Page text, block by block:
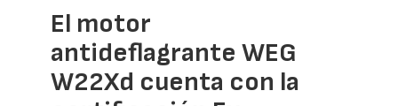
El motor
antideflagrante WEG
W22Xd cuenta con la